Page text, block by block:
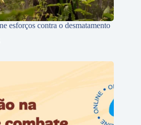
esforços contra o desmatamento